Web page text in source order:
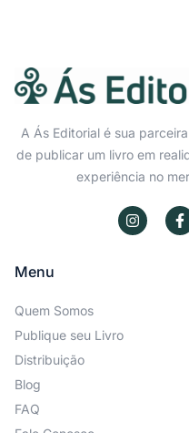
A Ás Editorial é sua
de publicar um livro em
experiência no
Menu
Quem Somos
Publique seu Livro
Distribuição
Blog
FAQ